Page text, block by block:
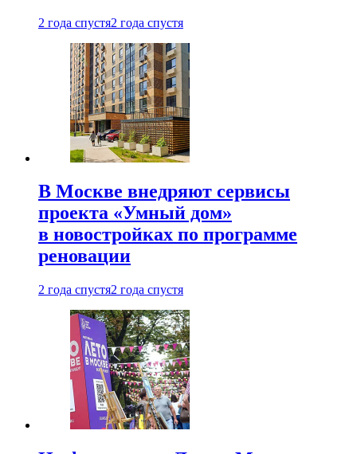
2 года спустя2 года спустя
В Москве внедряют сервисы
проекта «Умный дом»
в новостройках по программе
реновации
2 года спустя2 года спустя